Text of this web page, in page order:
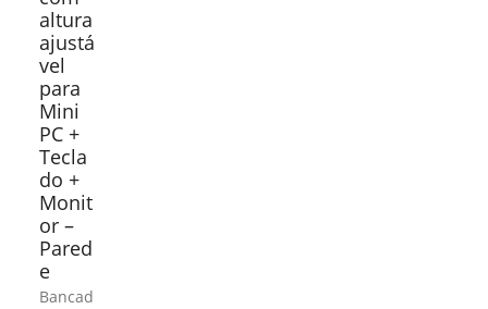
altura
ajustá
vel
para
Mini
PC +
Tecla
do +
Monit
or –
Pared
e
Bancad